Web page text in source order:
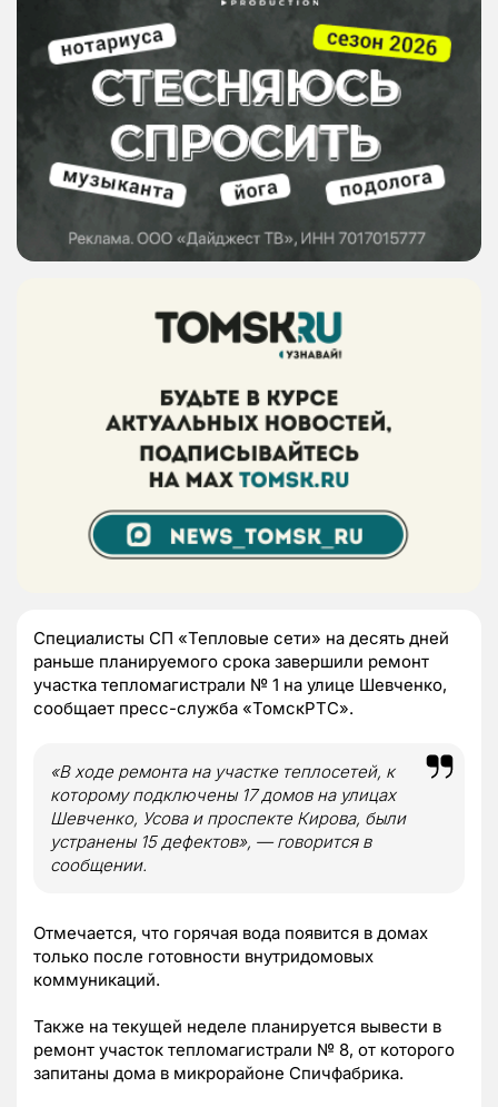
Специалисты СП «Тепловые сети» на десять дней
раньше планируемого срока завершили ремонт
участка тепломагистрали № 1 на улице Шевченко,
сообщает пресс-служба «ТомскРТС».
«В ходе ремонта на участке теплосетей, к
которому подключены 17 домов на улицах
Шевченко, Усова и проспекте Кирова, были
устранены 15 дефектов», — говорится в
сообщении.
Отмечается, что горячая вода появится в домах
только после готовности внутридомовых
коммуникаций.
Также на текущей неделе планируется вывести в
ремонт участок тепломагистрали № 8, от которого
запитаны дома в микрорайоне Спичфабрика.